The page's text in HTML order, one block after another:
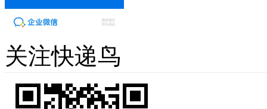
关注快递鸟